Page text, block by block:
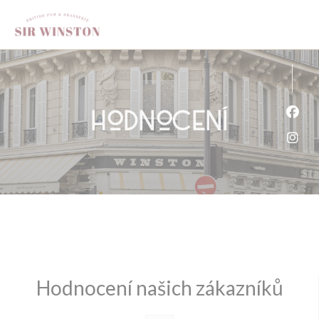
Hodnocení
Hodnocení našich zákazníků